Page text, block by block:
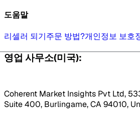
도움말
리셀러 되기주문 방법?개인정보 보호
영업 사무소(미국):
Coherent Market Insights Pvt Ltd,
Suite 400, Burlingame, CA 94010,